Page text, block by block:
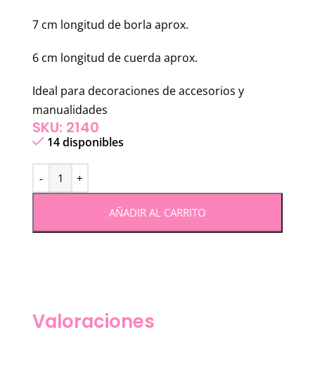
7 cm longitud de borla aprox.
6 cm longitud de cuerda aprox.
Ideal para decoraciones de accesorios y
manualidades
SKU: 2140
14 disponibles
AÑADIR AL CARRITO
Valoraciones